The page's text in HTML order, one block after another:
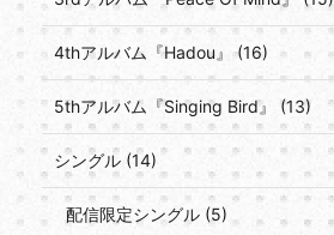
4thアルバム『Hadou』 (16)
5thアルバム『Singing Bird』 (13)
シングル (14)
配信限定シングル (5)